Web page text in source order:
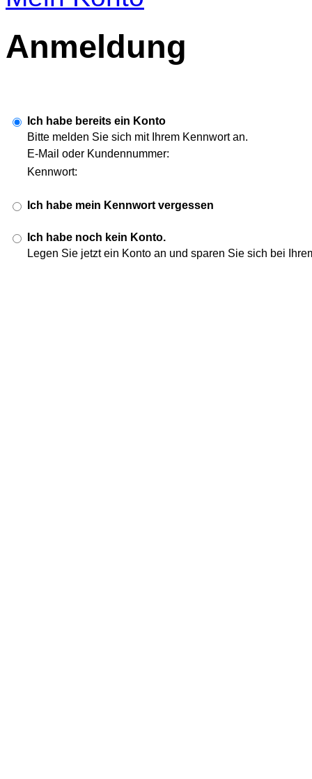
Anmeldung
Ich habe bereits ein Konto
Bitte melden Sie sich mit Ihrem Kennwort an.
E-Mail oder Kundennummer:
Kennwort:
Ich habe mein Kennwort vergessen
Ich habe noch kein Konto.
Legen Sie jetzt ein Konto an und sparen Sie sich bei